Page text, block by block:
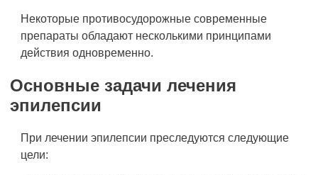
Некоторые противосудорожные современные
препараты обладают несколькими принципами
действия одновременно.
Основные задачи лечения
эпилепсии
При лечении эпилепсии преследуются следующие
цели: